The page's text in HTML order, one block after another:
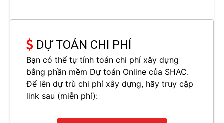
DỰ TOÁN CHI PHÍ
Bạn có thể tự tính toán chi phí xây dựng
bằng phần mềm Dự toán Online của SHAC.
Để lên dự trù chi phí xây dựng, hãy truy cập
link sau (miễn phí):